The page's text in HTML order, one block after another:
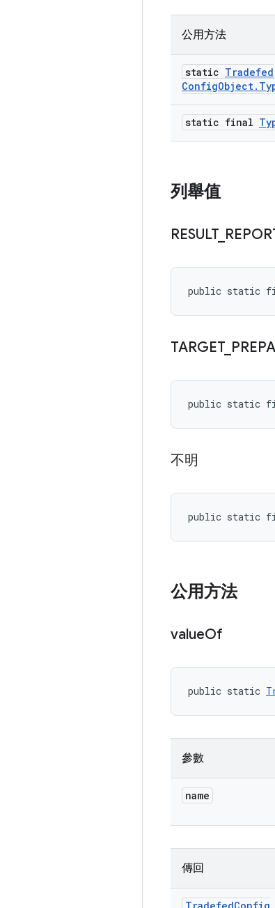
公用方法
static Tradefed
ConfigObject.
static final
列舉值
RESULT_
public static
TARGET_
public static
不明
public static
公用方法
valueOf
public static
參數
name
傳回